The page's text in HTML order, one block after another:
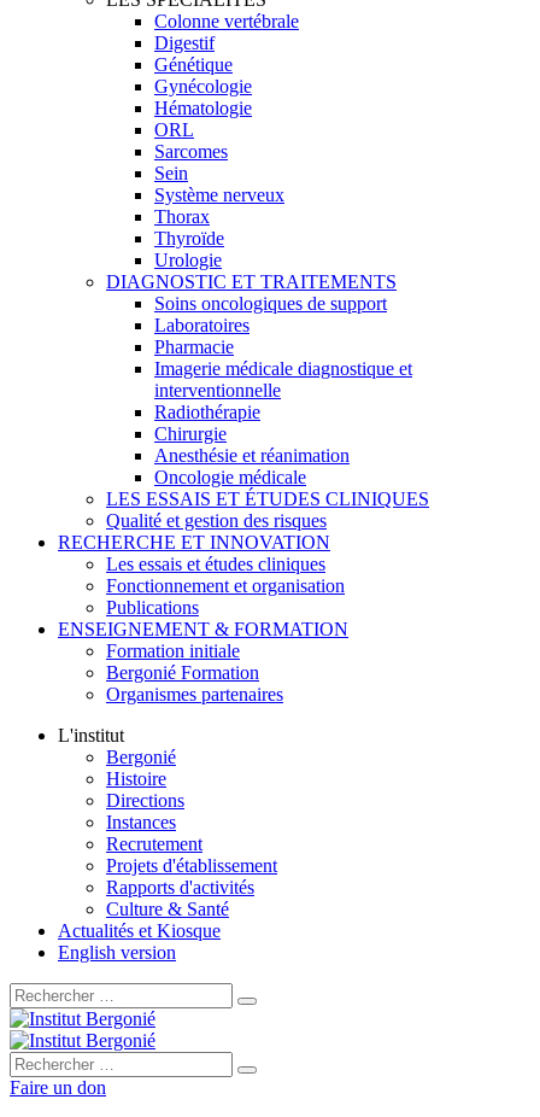
Colonne vertébrale
Digestif
Génétique
Gynécologie
Hématologie
ORL
Sarcomes
Sein
Système nerveux
Thorax
Thyroïde
Urologie
DIAGNOSTIC ET TRAITEMENTS
Soins oncologiques de support
Laboratoires
Pharmacie
Imagerie médicale diagnostique et
interventionnelle
Radiothérapie
Chirurgie
Anesthésie et réanimation
Oncologie médicale
LES ESSAIS ET ÉTUDES CLINIQUES
Qualité et gestion des risques
RECHERCHE ET INNOVATION
Les essais et études cliniques
Fonctionnement et organisation
Publications
ENSEIGNEMENT & FORMATION
Formation initiale
Bergonié Formation
Organismes partenaires
L'institut
Bergonié
Histoire
Directions
Instances
Recrutement
Projets d'établissement
Rapports d'activités
Culture & Santé
Actualités et Kiosque
English version
Rechercher :
Rechercher :
Faire un don